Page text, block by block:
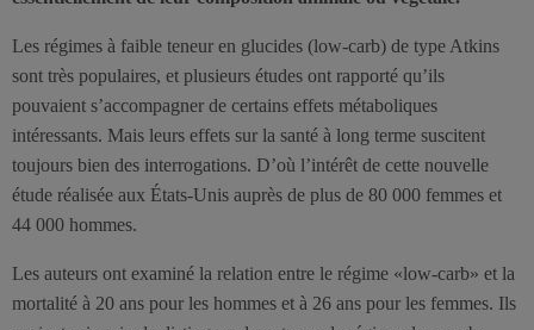
Les régimes à faible teneur en glucides (low-carb) de type Atkins
sont très populaires, et plusieurs études ont rapporté qu’ils
pouvaient s’accompagner de certains effets métaboliques
intéressants. Mais leurs effets sur la santé à long terme suscitent
toujours bien des interrogations. D’où l’intérêt de cette nouvelle
étude réalisée aux États-Unis auprès de plus de 80 000 femmes et
44 000 hommes.
Les auteurs ont examiné la relation entre le régime «low-carb» et la
mortalité à 20 ans pour les hommes et à 26 ans pour les femmes. Ils